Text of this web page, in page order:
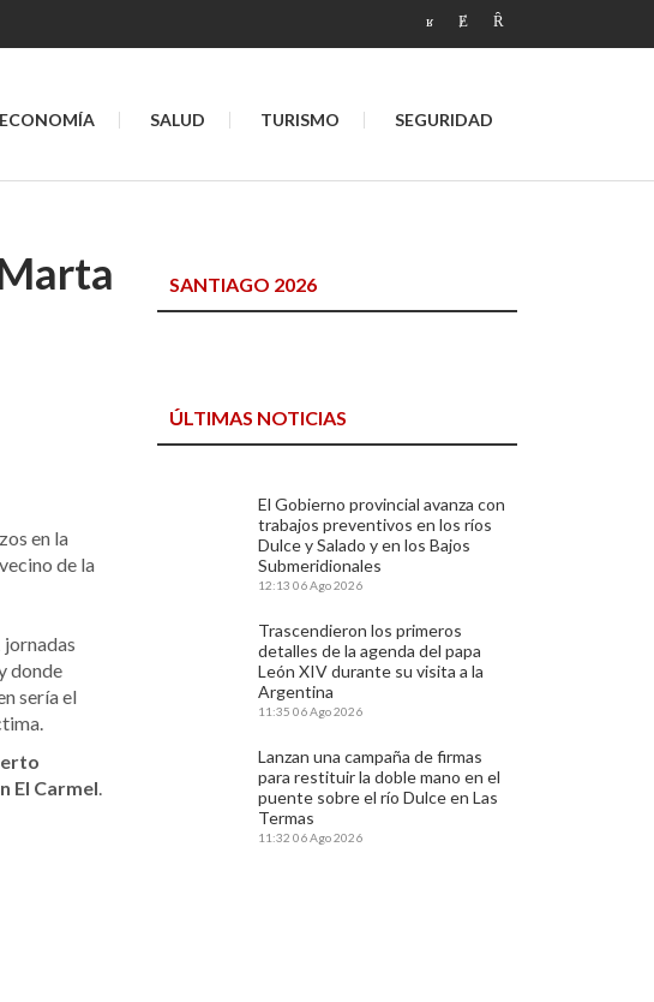
ECONOMÍA SALUD TURISMO SEGURIDAD
en la
de la
jornadas
donde
sería el
El Carmel.
SANTIAGO 2026
ÚLTIMAS NOTICIAS
El Gobierno provincial avanza con
trabajos preventivos en los ríos
Dulce y Salado y en los Bajos
Submeridionales
12:13 06 Ago 2026
Trascendieron los primeros
detalles de la agenda del papa
León XIV durante su visita a la
Argentina
11:35 06 Ago 2026
Lanzan una campaña de firmas
para restituir la doble mano en el
puente sobre el río Dulce en Las
Termas
11:32 06 Ago 2026